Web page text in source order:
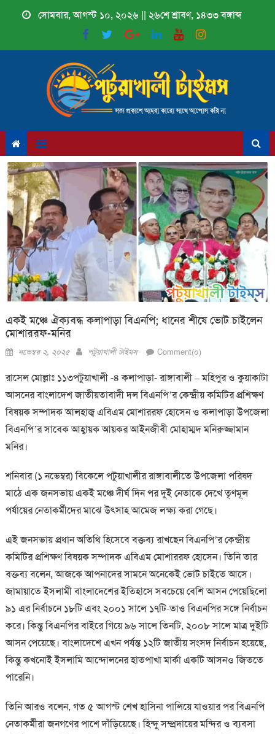
সোমবার, আগস্ট ১০, ২০২৬ || ২৬শে শ্রাবণ, ১৪৩৩ বঙ্গাব্দ
একই মঞ্চে ঐক্যবদ্ধ কলাপাড়া বিএনপি; ধানের শীষে ভোট চাইলেন
মোশাররফ-মনির
Posted
নভেম্বর ২, ২০২৫ Author
পটুয়াখালী টাইমস Comment(০)
রাসেল মোল্লাঃ ১১৩পটুয়াখালী -৪ কলাপাড়া- রাঙ্গাবালী – মহিপুর ও কুয়াকাটা
আসনের বাংলাদেশ জাতীয়তাবাদী দল বিএনপি’র কেন্দ্রীয় কমিটির প্রশিক্ষণ
বিষয়ক সম্পাদক আলহাজ্ব এবিএম মোশাররফ হোসেন ও কলাপাড়া উপজেলা
বিএনপি’র সাবেক আহ্বায়ক আয়কর আইনজীবী মোহাম্মদ মনিরুজ্জামান
মনির।
শনিবার (১ নভেম্বর) বিকেলে পটুয়াখালীর রাঙ্গাবালীতে উপজেলা পরিষদ
মাঠে এক জনসভায় একই মঞ্চে দীর্ঘ দিন পর দুই নেতাকে দেখে তৃণমূল
পর্যায়ের নেতাকর্মীদের মাঝে উৎসাহ আমেজ লক্ষ্য করা গেছে।
এই জনসভায় প্রধান অতিথি হিসেবে বক্তব্য রাখছেন বিএনপি’র কেন্দ্রীয়
কমিটির প্রশিক্ষণ বিষয়ক সম্পাদক এবিএম মোশাররফ হোসেন। তিনি তার
বক্তব্য বলেন, আজকে আপনাদের সামনে অনেকেই ভোট চাইতে আসে।
জামায়াতে ইসলামী বাংলাদেশের ইতিহাসে সবচেয়ে বেশি আসন পেয়েছিলো
৯১ এর নির্বাচনে ১৮টি এবং ২০০১ সালে ১৭টি-তাও বিএনপির সঙ্গে নির্বাচন
করে। কিন্তু বিএনপির বাইরে গিয়ে ৯৬ সালে তিনটি, ২০০৮ সালে মাত্র দুইটি
আসন পেয়েছে। বাংলাদেশে এখন পর্যন্ত ১২টি জাতীয় সংসদ নির্বাচন হয়েছে,
কিন্তু কখনোই ইসলামি আন্দোলনের হাতপাখা মার্কা একটি আসনও জিততে
পারেনি।
তিনি আরও বলেন, গত ৫ আগস্ট শেখ হাসিনা পালিয়ে যাওয়ার পর বিএনপি
নেতাকর্মীরা জনগণের পাশে দাঁড়িয়েছে। হিন্দু সম্প্রদায়ের মন্দির ও ব্যবসা